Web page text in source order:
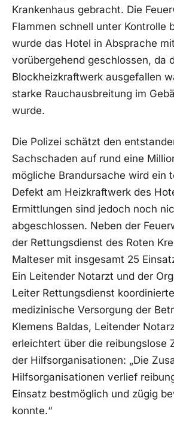
Krankenhaus gebracht. Die
Flammen schnell unter Kontrolle
wurde das Hotel in Absprache
vorübergehend geschlossen, da
Blockheizkraftwerk ausgefallen
starke Rauchausbreitung im
wurde.
Die Polizei schätzt den
Sachschaden auf rund eine
mögliche Brandursache wird ein
Defekt am Heizkraftwerk des
Ermittlungen sind jedoch noch
abgeschlossen. Neben der
der Rettungsdienst des Roten
Malteser mit insgesamt 25
Ein Leitender Notarzt und der
Leiter Rettungsdienst
medizinische Versorgung der
Klemens Baldas, Leitender
erleichtert über die reibungslose
der Hilfsorganisationen: „Die
Hilfsorganisationen verlief
Einsatz bestmöglich und zügig
konnte.“